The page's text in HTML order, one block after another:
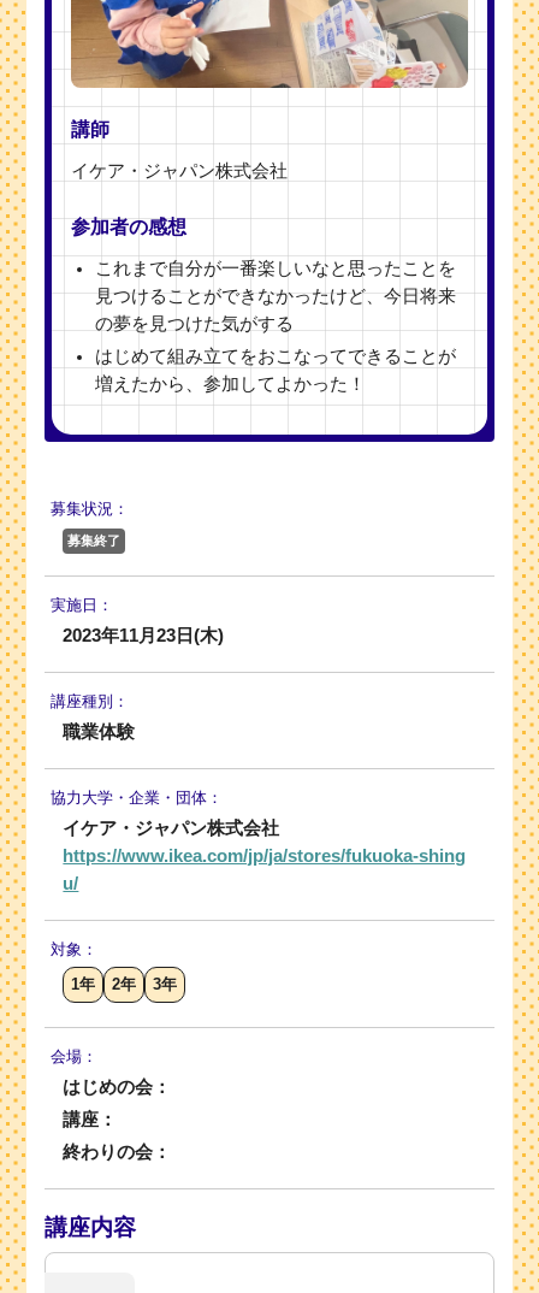
講師
イケア・ジャパン株式会社
参加者の感想
これまで自分が一番楽しいなと思ったことを
見つけることができなかったけど、今日将来
の夢を見つけた気がする
はじめて組み立てをおこなってできることが
増えたから、参加してよかった！
募集状況：
募集終了
実施日：
2023年11月23日(木)
講座種別：
職業体験
協力大学・企業・団体：
イケア・ジャパン株式会社
https://www.ikea.com/jp/ja/stores/fukuoka-shing
u/
対象：
1年
2年 3年
会場：
はじめの会：
講座：
終わりの会：
講座内容